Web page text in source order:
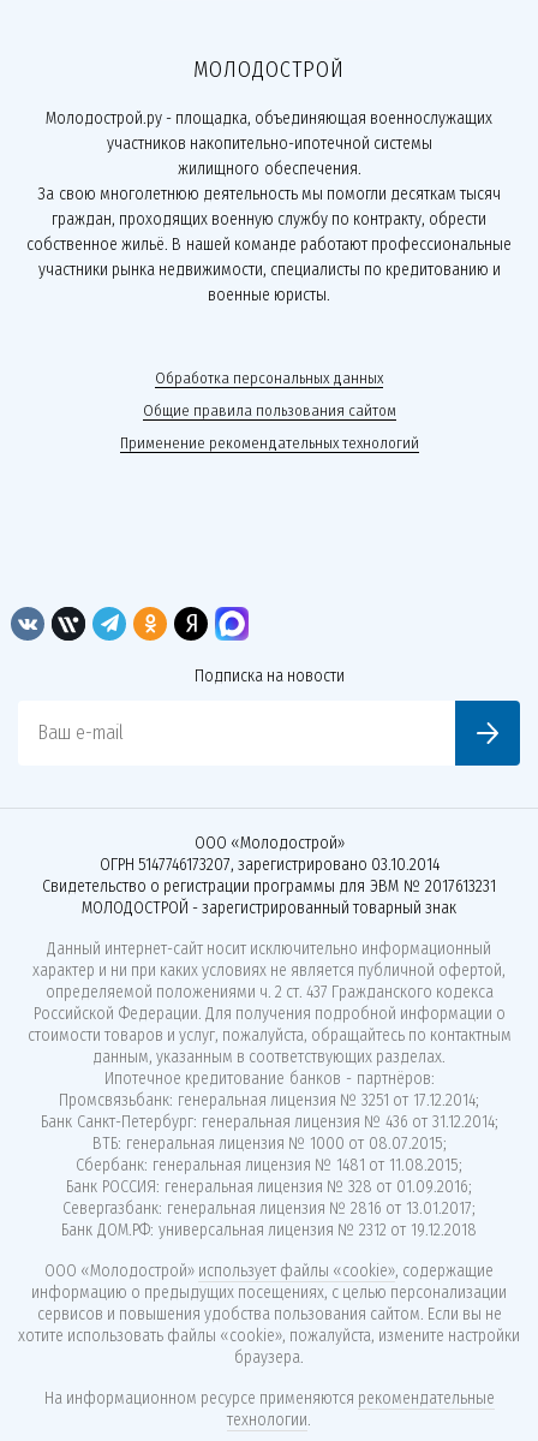
МОЛОДОСТРОЙ
Молодострой.ру - площадка, объединяющая военнослужащих
участников накопительно-ипотечной системы
жилищного обеспечения.
За свою многолетнюю деятельность мы помогли десяткам тысяч
граждан, проходящих военную службу по контракту, обрести
собственное жильё. В нашей команде работают профессиональные
участники рынка недвижимости, специалисты по кредитованию и
военные юристы.
Обработка персональных данных
Общие правила пользования сайтом
Применение рекомендательных технологий
Подписка на новости
Ваш e-mail
ООО «Молодострой»
ОГРН 5147746173207, зарегистрировано 03.10.2014
Свидетельство о регистрации программы для ЭВМ № 2017613231
МОЛОДОСТРОЙ - зарегистрированный товарный знак
Данный интернет-сайт носит исключительно информационный
характер и ни при каких условиях не является публичной офертой,
определяемой положениями ч. 2 ст. 437 Гражданского кодекса
Российской Федерации. Для получения подробной информации о
стоимости товаров и услуг, пожалуйста, обращайтесь по контактным
данным, указанным в соответствующих разделах.
Ипотечное кредитование банков - партнёров:
Промсвязьбанк: генеральная лицензия № 3251 от 17.12.2014;
Банк Санкт-Петербург: генеральная лицензия № 436 от 31.12.2014;
ВТБ: генеральная лицензия № 1000 от 08.07.2015;
Сбербанк: генеральная лицензия № 1481 от 11.08.2015;
Банк РОССИЯ: генеральная лицензия № 328 от 01.09.2016;
Севергазбанк: генеральная лицензия № 2816 от 13.01.2017;
Банк ДОМ.РФ: универсальная лицензия № 2312 от 19.12.2018
ООО «Молодострой» использует файлы «cookie», содержащие
информацию о предыдущих посещениях, с целью персонализации
сервисов и повышения удобства пользования сайтом. Если вы не
хотите использовать файлы «cookie», пожалуйста, измените настройки
браузера.
На информационном ресурсе применяются рекомендательные
технологии.